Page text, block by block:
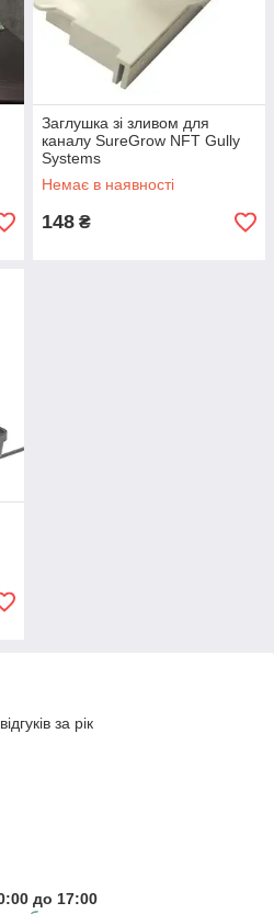
Заглушка зі зливом для
каналу SureGrow NFT Gully
Systems
Немає в наявності
148 ₴
за рік
до 17:00